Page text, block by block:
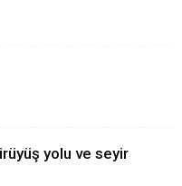
yolu ve seyir